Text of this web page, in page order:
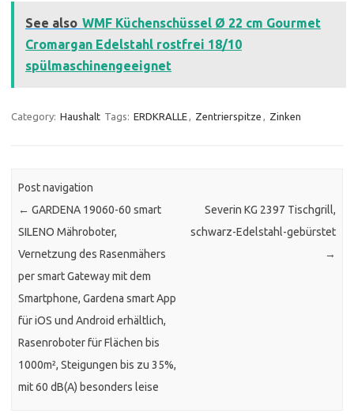
See also WMF Küchenschüssel Ø 22 cm Gourmet
Cromargan Edelstahl rostfrei 18/10
spülmaschinengeeignet
Category: Haushalt Tags: ERDKRALLE, Zentrierspitze , Zinken
Post navigation
← GARDENA 19060-60 smart
SILENO Mähroboter,
Vernetzung des Rasenmähers
per smart Gateway mit dem
Smartphone, Gardena smart App
für iOS und Android erhältlich,
Rasenroboter für Flächen bis
1000m², Steigungen bis zu 35%,
mit 60 dB(A) besonders leise
Severin KG 2397 Tischgrill,
schwarz-Edelstahl-gebürstet
→